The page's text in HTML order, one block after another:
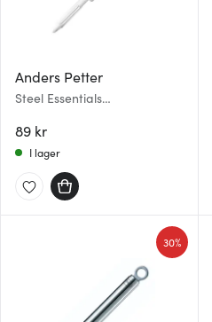
Anders Petter
Steel Essentials
89 kr
I lager
30%